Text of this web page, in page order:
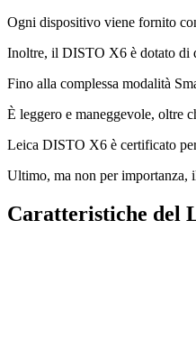
Ogni dispositivo viene fornito
Inoltre, il DISTO X6 è dotato di
Fino alla complessa modalità
È leggero e maneggevole, oltre
Leica DISTO X6 è certificato
Ultimo, ma non per
Caratteristiche del